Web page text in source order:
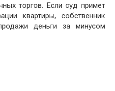
торгов. Если суд примет
квартиры, собственник
деньги за минусом